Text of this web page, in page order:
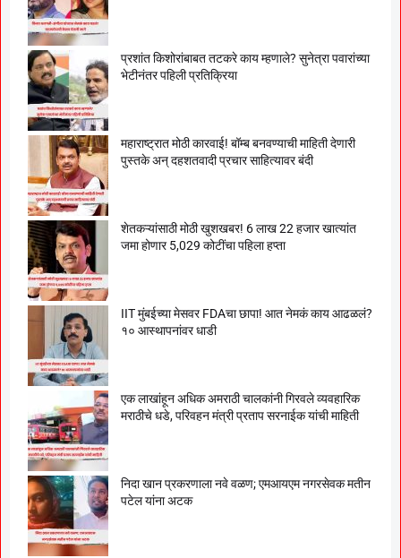
प्रशांत किशोरांबाबत तटकरे काय म्हणाले? सुनेत्रा पवारांच्या
भेटीनंतर पहिली प्रतिक्रिया
महाराष्ट्रात मोठी कारवाई! बॉम्ब बनवण्याची माहिती देणारी
पुस्तके अन् दहशतवादी प्रचार साहित्यावर बंदी
शेतकऱ्यांसाठी मोठी खुशखबर! 6 लाख 22 हजार खात्यांत
जमा होणार 5,029 कोटींचा पहिला हप्ता
IIT मुंबईच्या मेसवर FDAचा छापा! आत नेमकं काय आढळलं?
१० आस्थापनांवर धाडी
एक लाखांहून अधिक अमराठी चालकांनी गिरवले व्यवहारिक
मराठीचे धडे, परिवहन मंत्री प्रताप सरनाईक यांची माहिती
निदा खान प्रकरणाला नवे वळण; एमआयएम नगरसेवक मतीन
पटेल यांना अटक